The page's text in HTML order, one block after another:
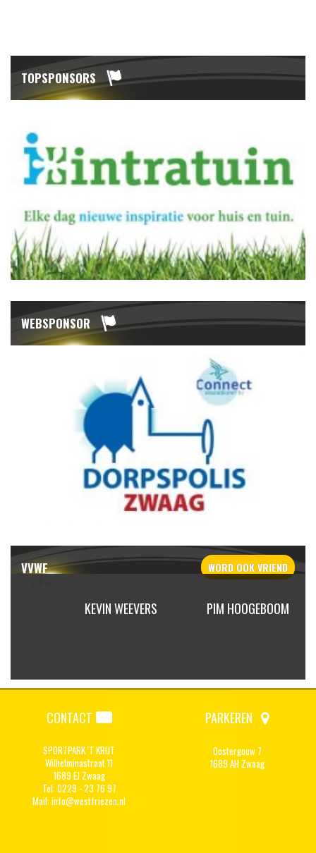
TOPSPONSORS
WEBSPONSOR
VVWF WORD OOKVRIEND
KEVIN WEEVERS PIM HOOGEBOOM
CONTACT
SPORTPARK 'T KRIJT
Wilhelminastraat 11
1689 EJ Zwaag
Tel: 0229 - 23 76 97
Mail:info@westfriezen.nl
PARKEREN
Oostergouw 7
1689 AH Zwaag